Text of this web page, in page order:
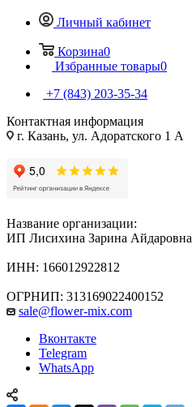
Личный кабинет
Корзина0
Избранные товары0
+7 (843) 203-35-34
Контактная информация
г. Казань, ул. Адоратского 1 А
Название организации:
ИП Лисихина Зарина Айдаровна
ИНН: 166012922812
ОГРНИП: 313169022400152
sale@flower-mix.com
Вконтакте
Telegram
WhatsApp